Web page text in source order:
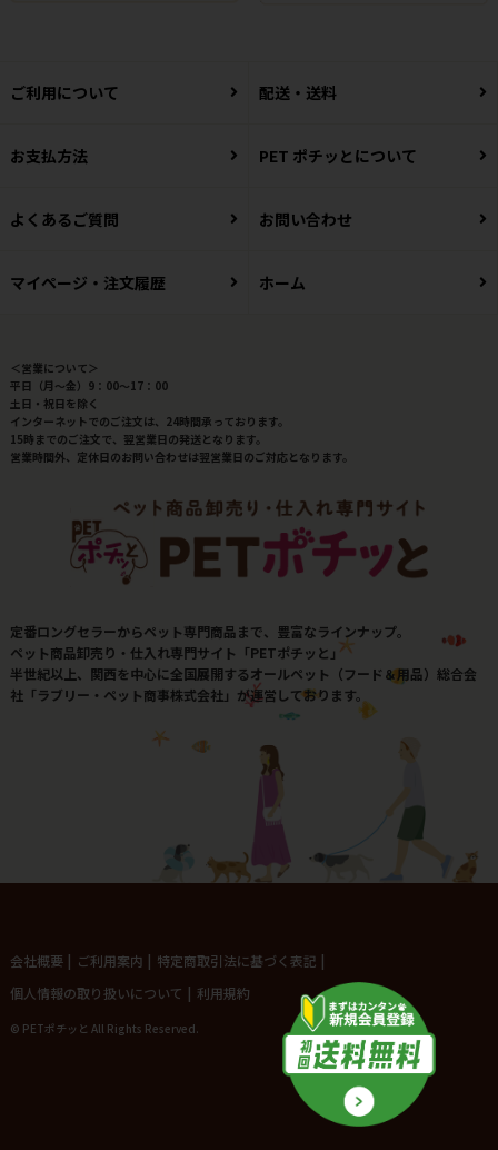
ご利用について 配送・送料
お支払方法 PET ポチッとについて
よくあるご質問 お問い合わせ
マイページ・注文履歴 ホーム
＜営業について＞
平日（月～金）9：00～17：00
土日・祝日を除く
インターネットでのご注文は、24時間承っております。
15時までのご注文で、翌営業日の発送となります。
営業時間外、定休日のお問い合わせは翌営業日のご対応となります。
定番ロングセラーからペット専門商品まで、豊富なラインナップ。
ペット商品卸売り・仕入れ専門サイト「PETポチッと」
半世紀以上、関西を中心に全国展開するオールペット（フード＆用品）総合会
社「ラブリー・ペット商事株式会社」が運営しております。
会社概要 | ご利用案内 | 特定商取引法に基づく表記 |
個人情報の取り扱いについて | 利用規約
© PETポチッと All Rights Reserved.